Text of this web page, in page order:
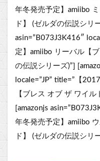
年冬発売予定】amiibo
ド】 (ゼルダの伝説シリ
asin=”B073J3K416″
定】amiibo リーバル【
の伝説シリーズ)”]
locale=”JP” title=”【
【ブレス オブ ザ ワイ
[amazonjs
年冬発売予定】amiibo
ド】 (ゼルダの伝説シリ